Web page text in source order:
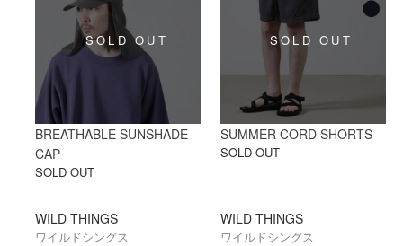
BREATHABLE SUNSHADE
CAP
SOLD OUT
SUMMER CORD SHORTS
SOLD OUT
WILD THINGS
ワイルドシングス
WILD THINGS
ワイルドシングス